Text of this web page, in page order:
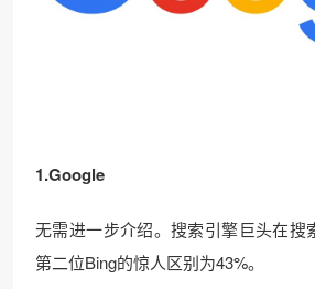
1.Google
无需进一步介绍。搜索引擎巨头在搜
第二位Bing的惊人区别为43%。